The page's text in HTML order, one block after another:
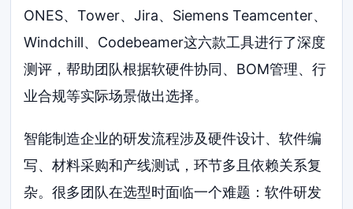
ONES、Tower、Jira、Siemens Teamcenter、
Windchill、Codebeamer这六款工具进行了深度
测评，帮助团队根据软硬件协同、BOM管理、行
业合规等实际场景做出选择。
智能制造企业的研发流程涉及硬件设计、软件编
写、材料采购和产线测试，环节多且依赖关系复
杂。很多团队在选型时面临一个难题：软件研发